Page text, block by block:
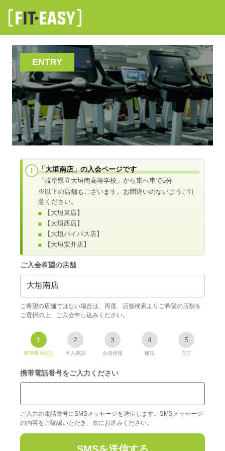
ENTRY
! 「大垣南店」の入会ページです
「岐阜県立大垣南高等学校」から東へ車で5分
※以下の店舗もございます。お間違いのないようご注
意ください。
【大垣東店】
【大垣西店】
【大垣バイパス店】
【大垣安井店】
ご入会希望の店舗
大垣南店
ご希望の店舗ではない場合は、再度、店舗検索よりご希望の店舗を
ご選択の上、ご入会申し込みください。
1
携帯番号検証
2
本人確認
3
会員情報
4
確認
5
完了
携帯電話番号をご入力ください
ご入力の電話番号にSMSメッセージを送信します。SMSメッセージ
の内容をご確認いただき、次にお進みください。
SMSを送信する